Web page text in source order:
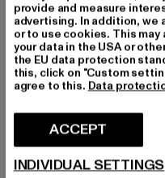
Leikkaa: Regular
Tuotemerkki: Lonsdale
Kategoria: T-paidat
Color: weiß
Valmistaja väri: white/
Art.Nr: 114074-01248
Valmistaja: Punch GmbH |
provide and measure
advertising. In addition,
or to use cookies. This
your data in the USA or
the EU data protection
this, click on "Custom
agree to this. Data
ACCEPT
INDIVIDUAL SETTINGS